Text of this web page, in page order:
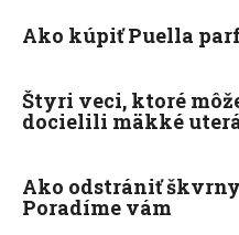
Ako kúpiť Puella
Štyri veci, ktoré
docielili mäkké
Ako odstrániť
Poradíme vám